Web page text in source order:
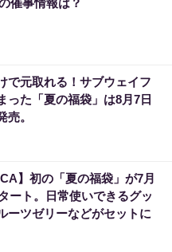
で元取れる！サブウェイフ
った「夏の福袋」は8月7日
売。
】初の「夏の福袋」が7月
ート。日常使いできるグッ
ーツゼリーなどがセットに